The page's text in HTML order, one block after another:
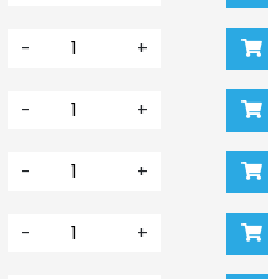
- +
- +
- +
- +